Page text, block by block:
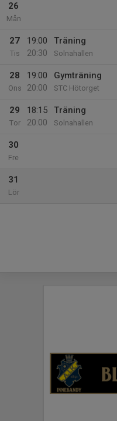
26
Mån
27
Tis
19:00
20:30
Träning
Solnahallen
28
Ons
19:00
20:00
Gymträning
STC Hötorget
29
Tor
18:15
20:00
Träning
Solnahallen
30
Fre
31
Lör